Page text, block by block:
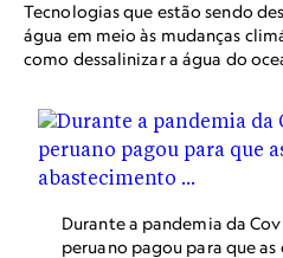
Tecnologias que estão sendo
água em meio às mudanças
como dessalinizar a água do
funcionam instantaneamente,
garantir o acesso a uma
Durante a pandemia da
peruano pagou para que as